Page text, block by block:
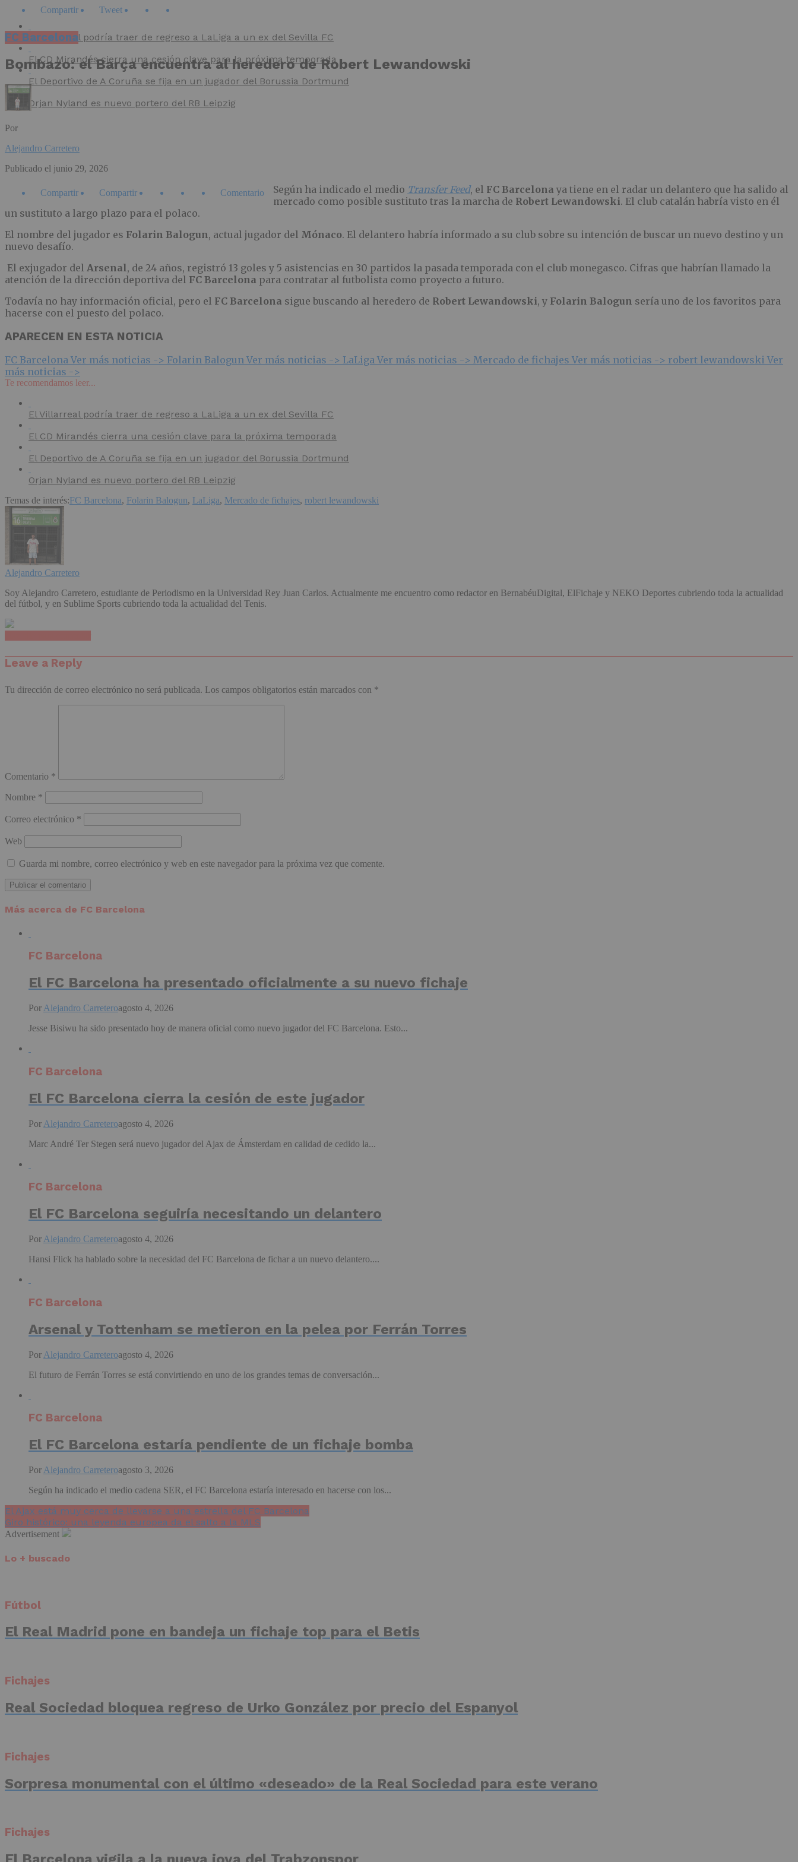
Compartir Tweet
El Villarreal podría traer de regreso a LaLiga a un ex del Sevilla FC
El CD Mirandés cierra una cesión clave para la próxima temporada
El Deportivo de A Coruña se fija en un jugador del Borussia Dortmund
Orjan Nyland es nuevo portero del RB Leipzig
FC Barcelona
Bombazo: el Barça encuentra al heredero de Robert Lewandowski
Por
Alejandro Carretero
Publicado el junio 29, 2026
Compartir Compartir Comentario Según ha indicado el medio Transfer Feed, el FC Barcelona ya tiene en el radar un delantero que ha salido al
mercado como posible sustituto tras la marcha de Robert Lewandowski. El club catalán habría visto en él
un sustituto a largo plazo para el polaco.
El nombre del jugador es Folarin Balogun, actual jugador del Mónaco. El delantero habría informado a su club sobre su intención de buscar un nuevo destino y un
nuevo desafío.
El exjugador del Arsenal, de 24 años, registró 13 goles y 5 asistencias en 30 partidos la pasada temporada con el club monegasco. Cifras que habrían llamado la
atención de la dirección deportiva del FC Barcelona para contratar al futbolista como proyecto a futuro.
Todavía no hay información oficial, pero el FC Barcelona sigue buscando al heredero de Robert Lewandowski, y Folarin Balogun sería uno de los favoritos para
hacerse con el puesto del polaco.
APARECEN EN ESTA NOTICIA
FC Barcelona Ver más noticias -> Folarin Balogun Ver más noticias -> LaLiga Ver más noticias -> Mercado de fichajes Ver más noticias -> robert lewandowski Ver
más noticias ->
Te recomendamos leer...
El Villarreal podría traer de regreso a LaLiga a un ex del Sevilla FC
El CD Mirandés cierra una cesión clave para la próxima temporada
El Deportivo de A Coruña se fija en un jugador del Borussia Dortmund
Orjan Nyland es nuevo portero del RB Leipzig
Temas de interés:FC Barcelona, Folarin Balogun, LaLiga, Mercado de fichajes, robert lewandowski
Alejandro Carretero
Soy Alejandro Carretero, estudiante de Periodismo en la Universidad Rey Juan Carlos. Actualmente me encuentro como redactor en BernabéuDigital, ElFichaje y NEKO Deportes cubriendo toda la actualidad
del fútbol, y en Sublime Sports cubriendo toda la actualidad del Tenis.
Leave a Reply
Tu dirección de correo electrónico no será publicada. Los campos obligatorios están marcados con *
Comentario *
Nombre *
Correo electrónico *
Web
Guarda mi nombre, correo electrónico y web en este navegador para la próxima vez que comente.
Más acerca de FC Barcelona
FC Barcelona
El FC Barcelona ha presentado oficialmente a su nuevo fichaje
Por Alejandro Carreteroagosto 4, 2026
Jesse Bisiwu ha sido presentado hoy de manera oficial como nuevo jugador del FC Barcelona. Esto...
FC Barcelona
El FC Barcelona cierra la cesión de este jugador
Por Alejandro Carreteroagosto 4, 2026
Marc André Ter Stegen será nuevo jugador del Ajax de Ámsterdam en calidad de cedido la...
FC Barcelona
El FC Barcelona seguiría necesitando un delantero
Por Alejandro Carreteroagosto 4, 2026
Hansi Flick ha hablado sobre la necesidad del FC Barcelona de fichar a un nuevo delantero....
FC Barcelona
Arsenal y Tottenham se metieron en la pelea por Ferrán Torres
Por Alejandro Carreteroagosto 4, 2026
El futuro de Ferrán Torres se está convirtiendo en uno de los grandes temas de conversación...
FC Barcelona
El FC Barcelona estaría pendiente de un fichaje bomba
Por Alejandro Carreteroagosto 3, 2026
Según ha indicado el medio cadena SER, el FC Barcelona estaría interesado en hacerse con los...
El Ajax está muy cerca de llevarse a una estrella del FC Barcelona
Giro histórico: una leyenda europea da el salto a la MLS
Advertisement
Lo + buscado
Fútbol
El Real Madrid pone en bandeja un fichaje top para el Betis
Fichajes
Real Sociedad bloquea regreso de Urko González por precio del Espanyol
Fichajes
Sorpresa monumental con el último «deseado» de la Real Sociedad para este verano
Fichajes